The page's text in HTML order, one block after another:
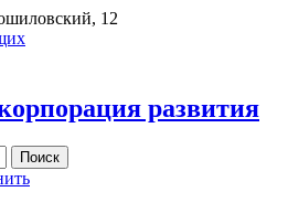
12
развития